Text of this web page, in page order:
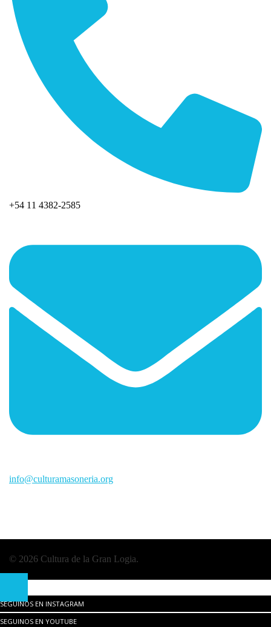
+54 11 4382-2585
info@culturamasoneria.org
© 2026 Cultura de la Gran Logia.
SEGUINOS EN INSTAGRAM
SEGUINOS EN YOUTUBE